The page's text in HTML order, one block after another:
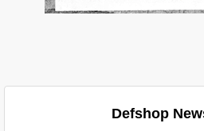
Defshop